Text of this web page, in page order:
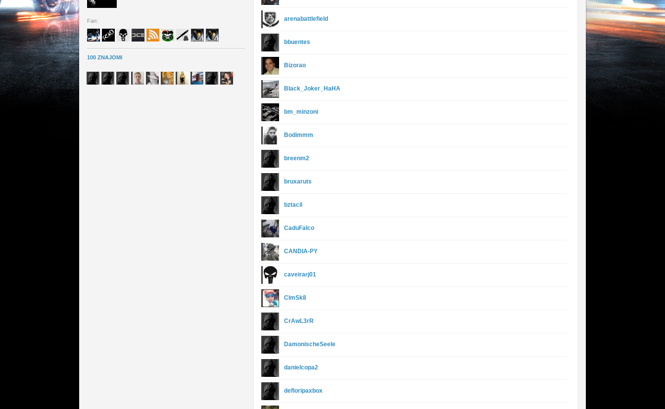
Fan:
100 ZNAJOMI
arenabattlefield
bbuentes
Bizorao
Black_Joker_HaHA
bm_minzoni
Bodimmm
breenm2
bruxaruts
bztacil
CaduFalco
CANDIA-PY
caveirarj01
ClmSk8
CrAwL3rR
DamonischeSeele
danielcopa2
defloripaxbox